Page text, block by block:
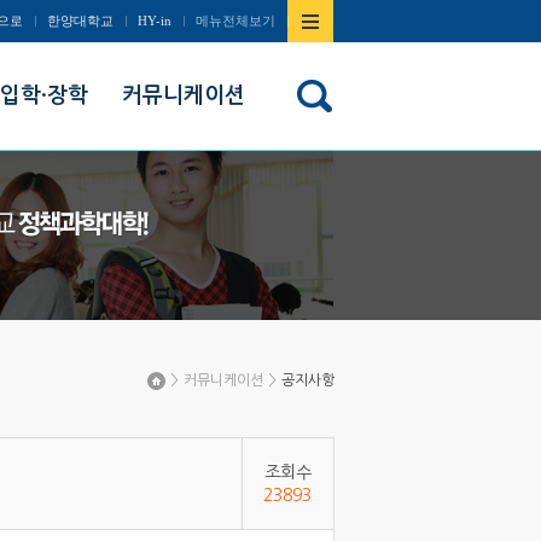
로 한양대학교 HY-in 메뉴전체보기
입학·장학 커뮤니케이션
> 커뮤니케이션 > 공지사항
조회수
23893